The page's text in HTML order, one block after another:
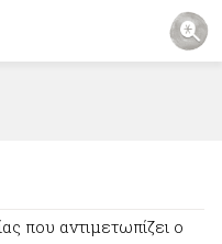
που αντιμετωπίζει ο